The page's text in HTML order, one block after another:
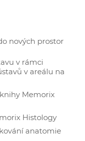
nových prostor
v rámci
v areálu na
Memorix
Histology
anatomie